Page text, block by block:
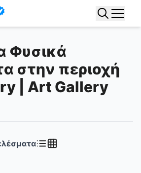
Φυσικά
στην περιοχή
| Art Gallery